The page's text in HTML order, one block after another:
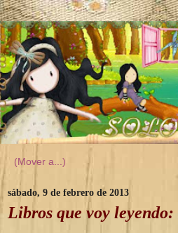
sábado, 9 de febrero de 2013
Libros que voy leyendo: